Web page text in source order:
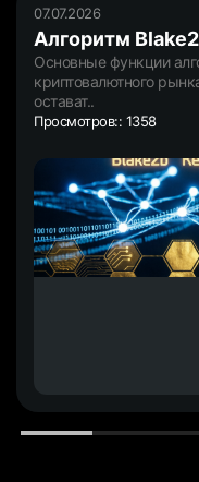
07.07.2026
Алгоритм
Основные функции
криптовалютного
остават..
Просмотров:: 1358